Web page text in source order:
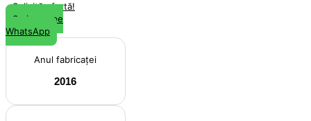
Solicită ofertă!
Scrie-ne pe
WhatsApp
Anul fabricaței
2016